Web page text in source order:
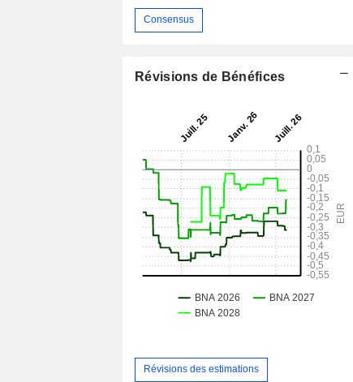
Consensus
Révisions de Bénéfices
Révisions des estimations